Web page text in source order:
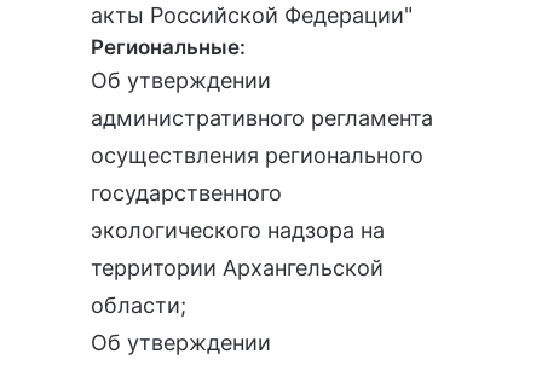
акты Российской Федерации"
Региональные:
Об утверждении
административного регламента
осуществления регионального
государственного
экологического надзора на
территории Архангельской
области;
Об утверждении